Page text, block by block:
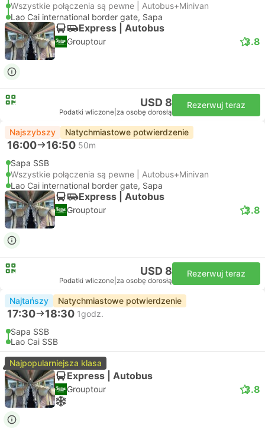
Wszystkie połączenia są pewne | Autobus+Minivan
Lao Cai international border gate, Sapa
Express | Autobus
Grouptour 3.8
USD 8
Podatki wliczone za osobę dorosłą
Rezerwuj teraz
Najszybszy Natychmiastowe potwierdzenie
16:00 16:50 50m
Sapa SSB
Wszystkie połączenia są pewne | Autobus+Minivan
Lao Cai international border gate, Sapa
Express | Autobus
Grouptour 3.8
USD 8
Podatki wliczone za osobę dorosłą
Rezerwuj teraz
Najtańszy Natychmiastowe potwierdzenie
17:30 18:30 1godz.
Sapa SSB
Lao Cai SSB
Najpopularniejsza klasa
Express | Autobus
Grouptour 3.8